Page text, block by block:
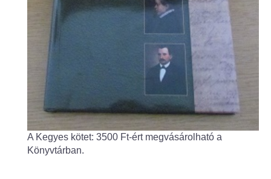
Kultúra
IKSZT - Integrált Közösségi és Szolgáltató Tér
Rendezvényház
Rákóczi Mozi
A Kegyes kötet: 3500 Ft-ért megvásárolható a
Könyvtárban.